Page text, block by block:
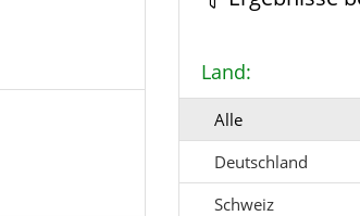
Land:
Alle
Deutschland
Schweiz